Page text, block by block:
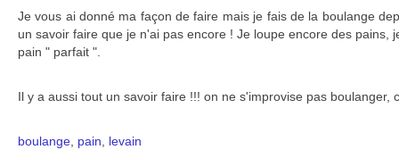
Je vous ai donné ma façon de faire mais je fais de la boulange
un savoir faire que je n'ai pas encore ! Je loupe encore des pains,
pain " parfait ".
Il y a aussi tout un savoir faire !!! on ne s'improvise pas boulanger,
boulange pain levain